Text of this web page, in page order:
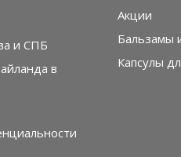
и СПБ
в
Акции
Бальзамы
Капсулы